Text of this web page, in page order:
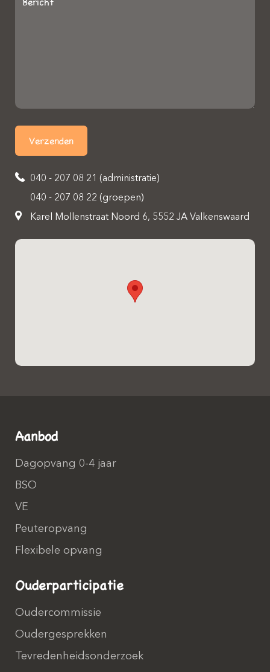
040 - 207 08 21 (administratie)
040 - 207 08 22 (groepen)
Karel Mollenstraat Noord 6, 5552 JA Valkenswaard
Aanbod
Dagopvang 0-4 jaar
BSO
VE
Peuteropvang
Flexibele opvang
Ouderparticipatie
Oudercommissie
Oudergesprekken
Tevredenheidsonderzoek